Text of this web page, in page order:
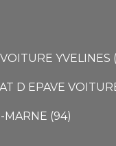
YVELINES
D EPAVE
MARNE (94)